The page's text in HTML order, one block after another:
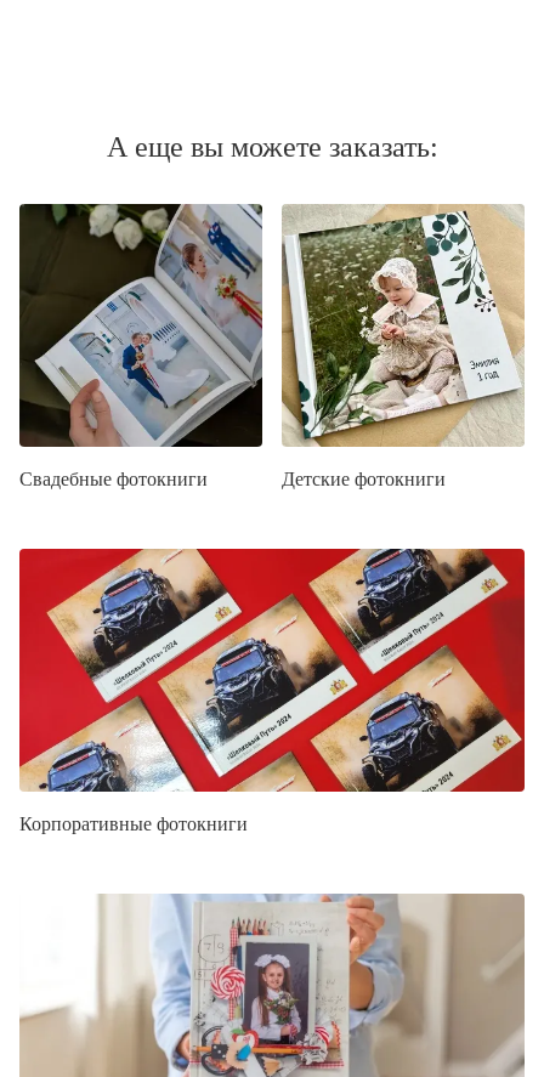
А еще вы можете заказать:
Свадебные фотокниги Детские фотокниги
Корпоративные фотокниги